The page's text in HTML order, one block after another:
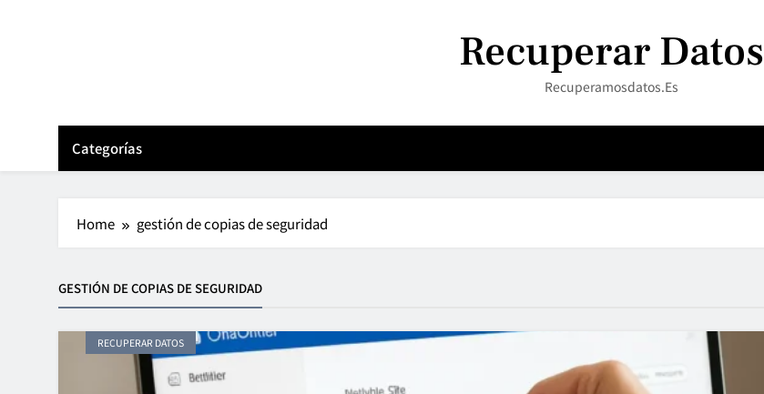
Recuperar Datos
Recuperamosdatos.es
Categorías
Home gestión de copias de seguridad
GESTIÓN DE COPIAS DE SEGURIDAD
RECUPERAR DATOS